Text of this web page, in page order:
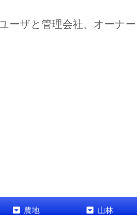
ーザと管理会社、オーナ
農地 山林